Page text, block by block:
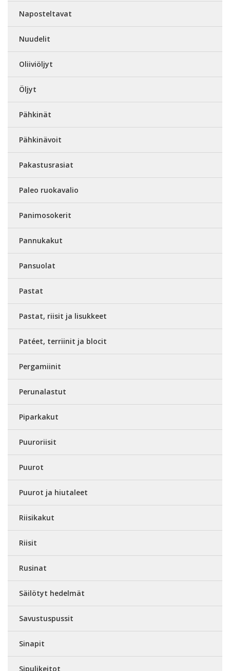
Naposteltavat
Nuudelit
Oliiviöljyt
Öljyt
Pähkinät
Pähkinävoit
Pakastusrasiat
Paleo ruokavalio
Panimosokerit
Pannukakut
Pansuolat
Pastat
Pastat, riisit ja lisukkeet
Patéet, terriinit ja blocit
Pergamiinit
Perunalastut
Piparkakut
Puuroriisit
Puurot
Puurot ja hiutaleet
Riisikakut
Riisit
Rusinat
Säilötyt hedelmät
Savustuspussit
Sinapit
Sipulikeitot